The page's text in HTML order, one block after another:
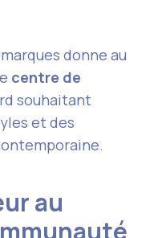
donne au
centre de
souhaitant
et des
au